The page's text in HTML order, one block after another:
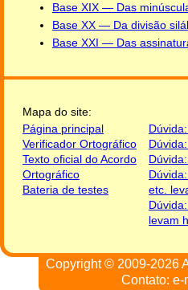
Base XIX — Das
Base XX — Da divisão
Base XXI — Das
Mapa do site:
Página principal
Verificador Ortográfico
Texto oficial do Acordo
Ortográfico
Bateria de testes
etc.
levam
Copyright © 2009-2026
Contato: e-